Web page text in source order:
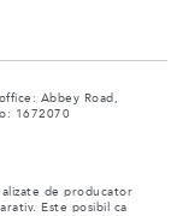
Abbey Road,
1672070
de producator
Este posibil ca